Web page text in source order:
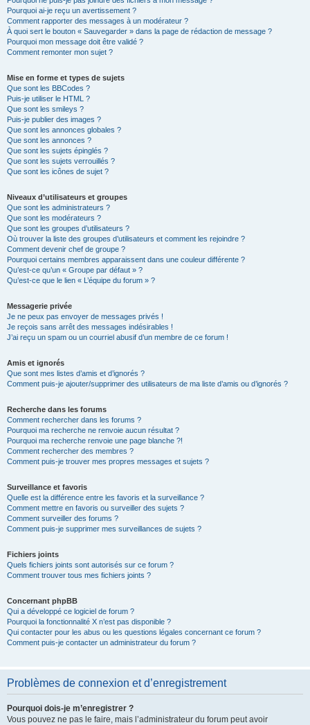
Pourquoi ai-je reçu un avertissement ?
Comment rapporter des messages à un modérateur ?
À quoi sert le bouton « Sauvegarder » dans la page de rédaction de message ?
Pourquoi mon message doit être validé ?
Comment remonter mon sujet ?
Mise en forme et types de sujets
Que sont les BBCodes ?
Puis-je utiliser le HTML ?
Que sont les smileys ?
Puis-je publier des images ?
Que sont les annonces globales ?
Que sont les annonces ?
Que sont les sujets épinglés ?
Que sont les sujets verrouillés ?
Que sont les icônes de sujet ?
Niveaux d’utilisateurs et groupes
Que sont les administrateurs ?
Que sont les modérateurs ?
Que sont les groupes d’utilisateurs ?
Où trouver la liste des groupes d’utilisateurs et comment les rejoindre ?
Comment devenir chef de groupe ?
Pourquoi certains membres apparaissent dans une couleur différente ?
Qu’est-ce qu’un « Groupe par défaut » ?
Qu’est-ce que le lien « L’équipe du forum » ?
Messagerie privée
Je ne peux pas envoyer de messages privés !
Je reçois sans arrêt des messages indésirables !
J’ai reçu un spam ou un courriel abusif d’un membre de ce forum !
Amis et ignorés
Que sont mes listes d’amis et d’ignorés ?
Comment puis-je ajouter/supprimer des utilisateurs de ma liste d’amis ou d’ignorés ?
Recherche dans les forums
Comment rechercher dans les forums ?
Pourquoi ma recherche ne renvoie aucun résultat ?
Pourquoi ma recherche renvoie une page blanche ?!
Comment rechercher des membres ?
Comment puis-je trouver mes propres messages et sujets ?
Surveillance et favoris
Quelle est la différence entre les favoris et la surveillance ?
Comment mettre en favoris ou surveiller des sujets ?
Comment surveiller des forums ?
Comment puis-je supprimer mes surveillances de sujets ?
Fichiers joints
Quels fichiers joints sont autorisés sur ce forum ?
Comment trouver tous mes fichiers joints ?
Concernant phpBB
Qui a développé ce logiciel de forum ?
Pourquoi la fonctionnalité X n’est pas disponible ?
Qui contacter pour les abus ou les questions légales concernant ce forum ?
Comment puis-je contacter un administrateur du forum ?
Problèmes de connexion et d’enregistrement
Pourquoi dois-je m’enregistrer ?
Vous pouvez ne pas le faire, mais l’administrateur du forum peut avoir